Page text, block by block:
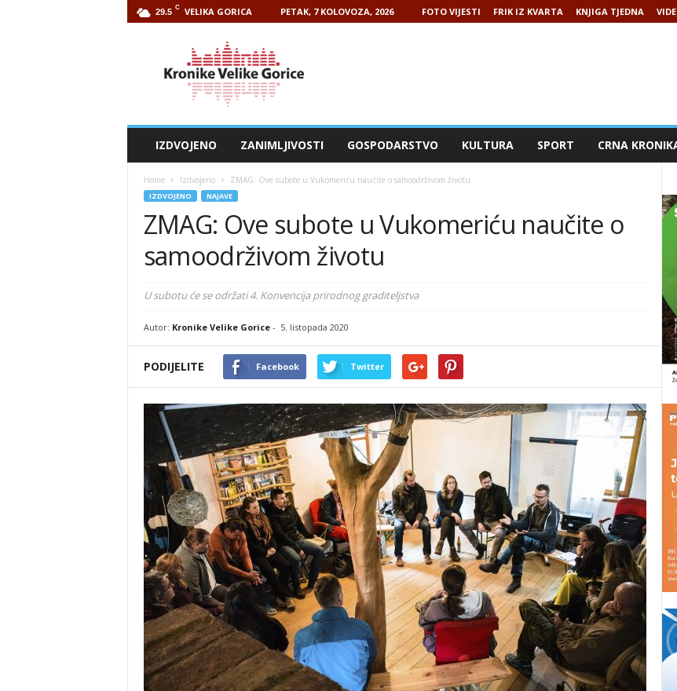
29.5 C VELIKA GORICA PETAK, 7 KOLOVOZA, 2026 FOTO VIJESTI FRIK IZ KVARTA KNJIGA TJEDNA
IZDVOJENO ZANIMLJIVOSTI GOSPODARSTVO KULTURA SPORT CRNA
Home Izdvojeno ZMAG: Ove subote u Vukomeriću naučite o samoodrživom životu
IZDVOJENO NAJAVE
ZMAG: Ove subote u Vukomeriću naučite o
samoodrživom životu
U subotu će se održati 4. Konvencija prirodnog graditeljstva
Autor: Kronike Velike Gorice- 5. listopada 2020
PODIJELITE Facebook Twitter